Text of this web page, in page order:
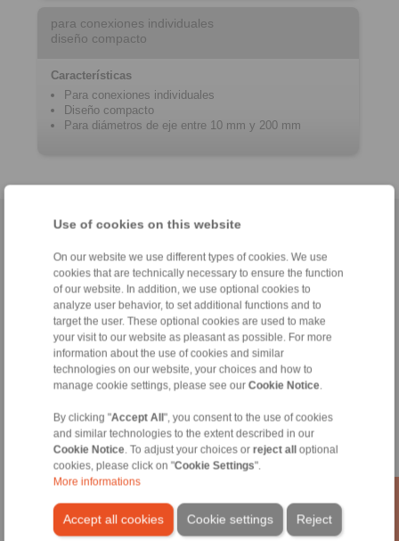
Use of cookies on this website
On our website we use different types of cookies. We use
cookies that are technically necessary to ensure the function
of our website. In addition, we use optional cookies to
analyze user behavior, to set additional functions and to
target the user. These optional cookies are used to make
your visit to our website as pleasant as possible. For more
information about the use of cookies and similar
technologies on our website, your choices and how to
manage cookie settings, please see our Cookie Notice
By clicking "Accept All", you consent to the use of cookies
and similar technologies to the extent described in our
Cookie Notice . To adjust your choices or reject alloptional
cookies, please click on "Cookie Settings".
More informations
Accept all cookies Reject
Cookie settings
para conexiones individuales
diseño compacto
Características
Para conexiones individuales
Diseño compacto
Para diámetros de eje entre 10 mm y 200 mm
Página inicial|Formulario de contacto|Impreso
personales |Condiciones de venta|Acceso
Productos
Sumario
Frenos
Uniones cónicas
Acoplamientos para servicio pesado
Acoplamientos industriales
Útiles de sujeción de precisión
Sistemas de control remoto